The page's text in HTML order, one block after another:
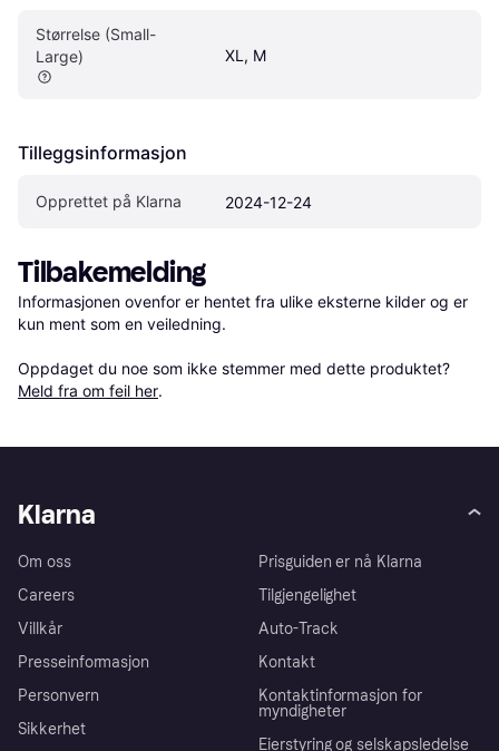
Størrelse (Small-
Large)
XL, M
Tilleggsinformasjon
Opprettet på Klarna 2024-12-24
Tilbakemelding
Informasjonen ovenfor er hentet fra ulike eksterne kilder og er
kun ment som en veiledning.
Oppdaget du noe som ikke stemmer med dette produktet?
Meld fra om feil her.
Klarna
Om oss
Careers
Villkår
Presseinformasjon
Personvern
Sikkerhet
Prisguiden er nå Klarna
Tilgjengelighet
Auto-Track
Kontakt
Kontaktinformasjon for
myndigheter
Eierstyring og selskapsledelse